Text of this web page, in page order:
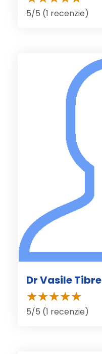
5/5 (1 recenzie)
Dr Vasile Tibre
5/5 (1 recenzie)